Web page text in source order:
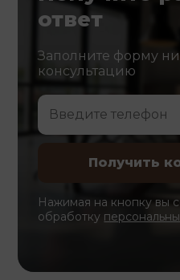
ответ
Заполните форму
консультацию
Нажимая на кнопку вы
обработку